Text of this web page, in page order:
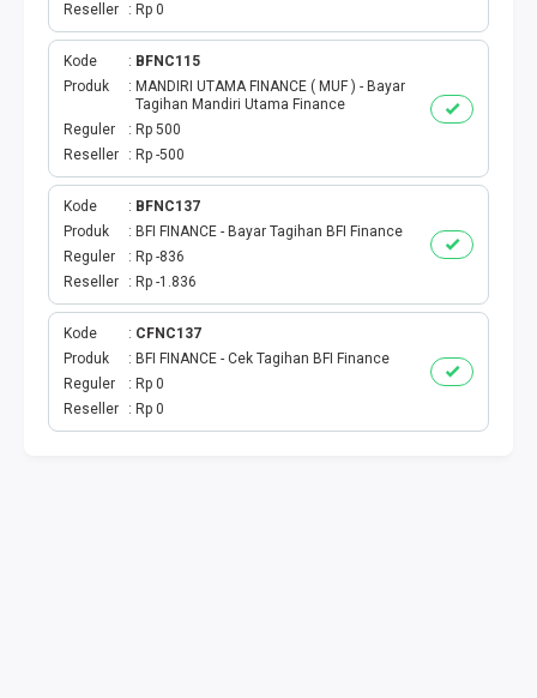
ISI ULANG GAME
TAG PLN
TAG PDAM
TAG BPJS
TAG TELKOM
HP PASCA
TAG TV PASCABAYAR
TAG CICILAN
Reseller
Rp 0
Kode
BFNC115
Produk
MANDIRI UTAMA FINANCE ( MUF ) - Bayar
Tagihan Mandiri Utama Finance
Reguler
Rp 500
Reseller
Rp -500
Kode
BFNC137
Produk
BFI FINANCE - Bayar Tagihan BFI Finance
Reguler
Rp -836
Reseller
Rp -1.836
Kode
CFNC137
Produk
BFI FINANCE - Cek Tagihan BFI Finance
Reguler
Rp 0
Reseller
Rp 0